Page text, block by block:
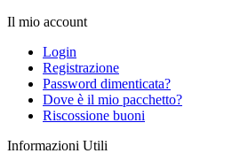
Il mio account
Login
Registrazione
Password dimenticata?
Dove è il mio pacchetto?
Riscossione buoni
Informazioni Utili